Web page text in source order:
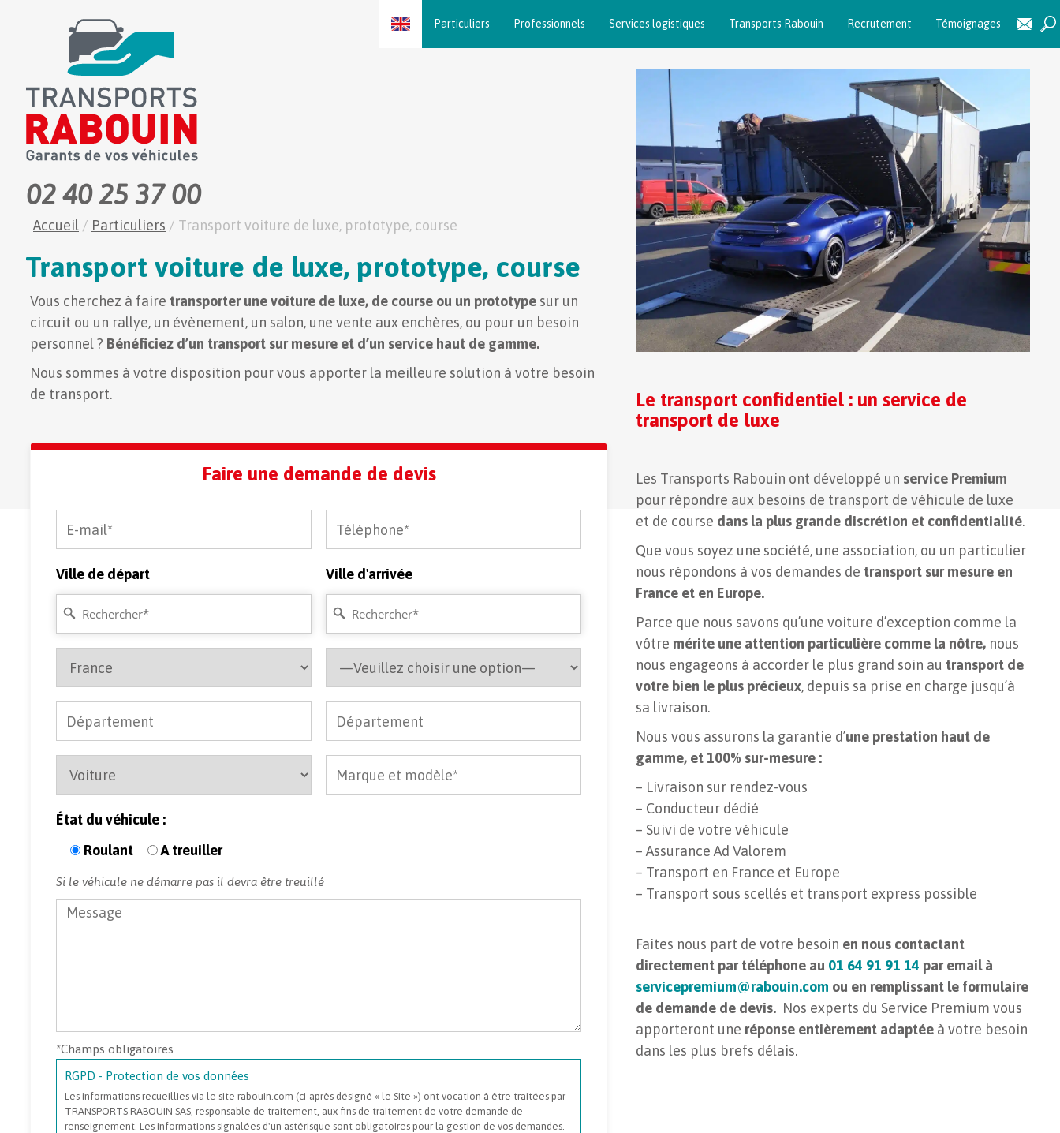
Particuliers Professionnels Services logistiques Transports Rabouin Recrutement Témoignages
02 40 25 37 00
Accueil / Particuliers / Transport voiture de luxe, prototype, course
Transport voiture de luxe, prototype, course
Vous cherchez à faire transporter une voiture de luxe, de course ou un prototype sur un
circuit ou un rallye, un évènement, un salon, une vente aux enchères, ou pour un besoin
personnel ? Bénéficiez d’un transport sur mesure et d’un service haut de gamme.
Nous sommes à votre disposition pour vous apporter la meilleure solution à votre besoin
de transport.
Faire une demande de devis
Ville de départ Ville d'arrivée
État du véhicule :
Roulant
A treuiller
Si le véhicule ne démarre pas il devra être treuillé
*Champs obligatoires
RGPD - Protection de vos données
Les informations recueillies via le site rabouin.com (ci-après désigné « le Site ») ont vocation à être traitées par
TRANSPORTS RABOUIN SAS, responsable de traitement, aux fins de traitement de votre demande de
renseignement. Les informations signalées d'un astérisque sont obligatoires pour la gestion de vos demandes.
Le transport confidentiel : un service de
transport de luxe
Les Transports Rabouin ont développé un service Premium
pour répondre aux besoins de transport de véhicule de luxe
et de course dans la plus grande discrétion et confidentialité.
Que vous soyez une société, une association, ou un particulier
nous répondons à vos demandes de transport sur mesure en
France et en Europe.
Parce que nous savons qu’une voiture d’exception comme la
vôtre mérite une attention particulière comme la nôtre, nous
nous engageons à accorder le plus grand soin au transport de
votre bien le plus précieux, depuis sa prise en charge jusqu’à
sa livraison.
Nous vous assurons la garantie d’une prestation haut de
gamme, et 100% sur-mesure :
– Livraison sur rendez-vous
– Conducteur dédié
– Suivi de votre véhicule
– Assurance Ad Valorem
– Transport en France et Europe
– Transport sous scellés et transport express possible
Faites nous part de votre besoin en nous contactant
directement par téléphone au 01 64 91 91 14 par email à
servicepremium@rabouin.com ou en remplissant le formulaire
de demande de devis. Nos experts du Service Premium vous
apporteront une réponse entièrement adaptée à votre besoin
dans les plus brefs délais.